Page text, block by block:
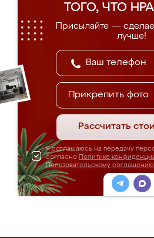
ТОГО, ЧТО
Присылайте —
лучше!
Прикрепить фото
Рассчитать
Я соглашаюсь на передачу
согласно Политике
Пользовательскому соглашению